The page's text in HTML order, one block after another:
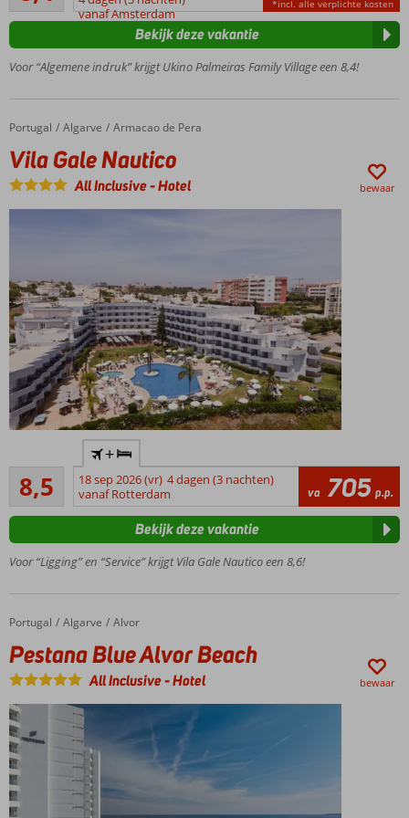
vervelen
Inclusive
genieten
Vanavond
vlees of
Portugees?
Volop
activiteiten
voor jong
beoordelingenvanaf Amsterdam
*incl. alle verplichte kosten
Voor “Algemene indruk” krijgt Ukino Palmeiras Family Village een 8,4!
Bekijk deze vakantie
Home
Portugal Algarve Armacao de Pera
Vila Gale Nautico
Vila Gale Nautico
All Inclusive-Hotel bewaar
strand
en
Armacao
Miniclub
voor de
kinderen
zwembad
met
zonneterras
All
Inclusive
mogelijk
8,5
Aanrader
20
beoordelingen
+
18 sep 2026 (vr) 4 dagen (3 nachten)
vanaf Rotterdam
va 705 p.p.
Voor “Ligging” en “Service” krijgt Vila Gale Nautico een 8,6!
Bekijk deze vakantie
Home
Portugal Algarve Alvor
Pestana Blue Alvor Beach
Pestana Blue Alvor Beach
All Inclusive-Hotel bewaar